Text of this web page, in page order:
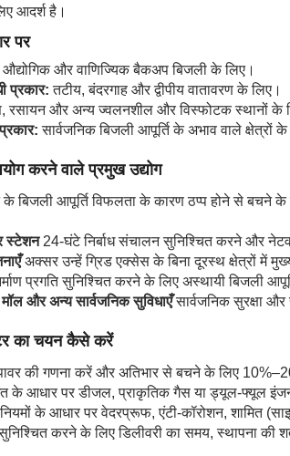
आदर्श है।
पर
औद्योगिक और वाणिज्यिक बैकअप बिजली के लिए।
प्रकार:तटीय, बंदरगाह और द्वीपीय वातावरण के लिए।
रसायन और अन्य ज्वलनशील और विस्फोटक स्थानों के
सार्वजनिक बिजली आपूर्ति के अभाव वाले
करने वाले प्रमुख उद्योग
के बिजली आपूर्ति विफलता के कारण ठप्प होने से
स्टेशन 24-घंटे निर्बाध संचालन सुनिश्चित करने और
अक्सर उन्हें ग्रिड एक्सेस के बिना दूरस्थ क्षेत्रों में
प्रगति सुनिश्चित करने के लिए अस्थायी बिजली
और अन्य सार्वजनिक सुविधाएँसार्वजनिक सुरक्षा
का चयन कैसे करें
की गणना करें और अतिभार से बचने के लिए
के आधार पर डीजल, प्राकृतिक गैस या ड्यूल-फ्यूल
के आधार पर वेदरप्रूफ, एंटी-कॉरोशन, शामित
करने के लिए डिलीवरी का समय, स्थापना की